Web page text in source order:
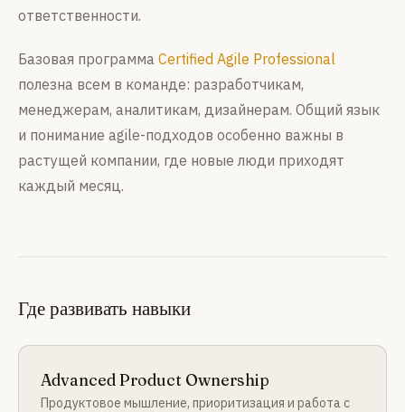
ответственности.
Базовая программа Certified Agile Professional
полезна всем в команде: разработчикам,
менеджерам, аналитикам, дизайнерам. Общий язык
и понимание agile-подходов особенно важны в
растущей компании, где новые люди приходят
каждый месяц.
Где развивать навыки
Advanced Product Ownership
Продуктовое мышление, приоритизация и работа с